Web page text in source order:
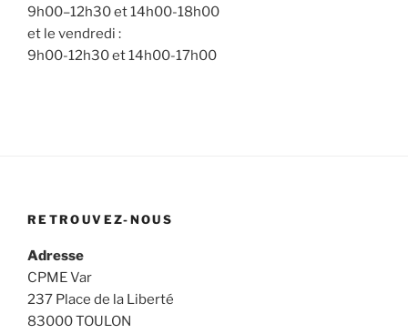
9h00–12h30 et 14h00-18h00
et le vendredi :
9h00-12h30 et 14h00-17h00
RETROUVEZ-NOUS
Adresse
CPME Var
237 Place de la Liberté
83000 TOULON